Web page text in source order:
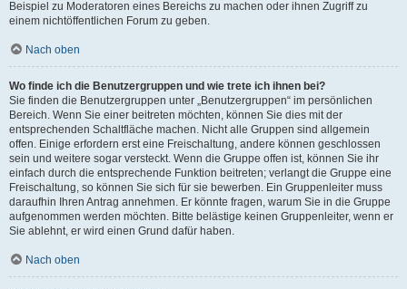
Beispiel zu Moderatoren eines Bereichs zu machen oder ihnen Zugriff zu
einem nichtöffentlichen Forum zu geben.
Nach oben
Wo finde ich die Benutzergruppen und wie trete ich ihnen bei?
Sie finden die Benutzergruppen unter „Benutzergruppen“ im persönlichen
Bereich. Wenn Sie einer beitreten möchten, können Sie dies mit der
entsprechenden Schaltfläche machen. Nicht alle Gruppen sind allgemein
offen. Einige erfordern erst eine Freischaltung, andere können geschlossen
sein und weitere sogar versteckt. Wenn die Gruppe offen ist, können Sie ihr
einfach durch die entsprechende Funktion beitreten; verlangt die Gruppe eine
Freischaltung, so können Sie sich für sie bewerben. Ein Gruppenleiter muss
daraufhin Ihren Antrag annehmen. Er könnte fragen, warum Sie in die Gruppe
aufgenommen werden möchten. Bitte belästige keinen Gruppenleiter, wenn er
Sie ablehnt, er wird einen Grund dafür haben.
Nach oben